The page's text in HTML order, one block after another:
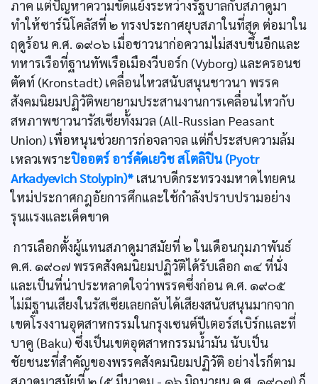
ภาค แต่ปัญหาความขัดแย้งระหว่างรัฐบาลกับสภาดูมา
ทำให้ซาร์นิโคลัสที่ ๒ ทรงประกาศยุบสภาในที่สุด ต่อมาใน
ฤดูร้อน ค.ศ. ๑๙๐๖ เมื่อชาวนาก่อความไม่สงบขึ้นอีกและ
ทหารเรือที่ฐานทัพเรือเมืองวีบอร์ก (Vyborg) และครอนช
ตัดท์ (Kronstadt) เคลื่อนไหวสนับสนุนชาวนา พรรค
สังคมนิยมปฏิวัติพยายามประสานงานการเคลื่อนไหวกับ
สหภาพชาวนารัสเซียทั้งมวล (All-Russian Peasant
Union) เพื่อหนุนช่วยการก่อจลาจล แต่ก็ประสบความล้ม
เหลวเพราะปิออตร์ อาร์คัดเยวิช สโตลิปิน (Pyotr
Arkadyevich Stolypin)* เสนาบดีกระทรวงมหาดไทยคน
ใหม่ประกาศกฎอัยการศึกและใช้กำลังปราบปรามอย่าง
รุนแรงและเด็ดขาด
การเลือกตั้งผู้แทนสภาดูมาสมัยที่ ๒ ในเดือนกุมภาพันธ์
ค.ศ. ๑๙๐๗ พรรคสังคมนิยมปฏิวัติได้รับเลือก ๓๔ ที่นั่ง
และเป็นที่น่าประหลาดใจว่าพรรคซึ่งก่อน ค.ศ. ๑๙๐๕
ไม่มีฐานเสียงในรัสเซียเลยกลับได้เสียงสนับสนุนมากจาก
เขตโรงงานอุตสาหกรรมในกรุงเซนต์ปีเตอร์สเบิร์กและที่
บาคู (Baku) ซึ่งเป็นเขตอุตสาหกรรมนํ้ามัน นับเป็น
ชัยชนะที่สำคัญของพรรคสังคมนิยมปฏิวัติ อย่างไรก็ตาม